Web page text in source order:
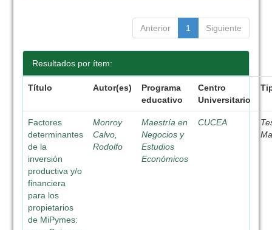
Anterior 1 Siguiente
Resultados por ítem:
Título Autor(es)
Programa
educativo
Centro
Universitario
Factores
determinantes
de la
inversión
productiva y/o
financiera
para los
propietarios
de MiPymes:
Monroy
Calvo,
Rodolfo
Maestría en
Negocios y
Estudios
Económicos
CUCEA